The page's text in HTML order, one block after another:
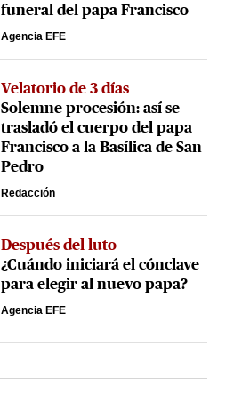
funeral del papa Francisco
Agencia EFE
Velatorio de 3 días
Solemne procesión: así se
trasladó el cuerpo del papa
Francisco a la Basílica de San
Pedro
Redacción
Después del luto
¿Cuándo iniciará el cónclave
para elegir al nuevo papa?
Agencia EFE